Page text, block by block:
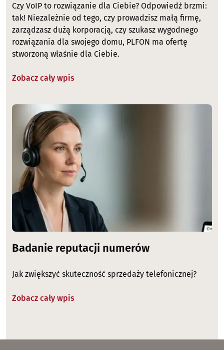
Czy VoIP to rozwiązanie dla Ciebie? Odpowiedź brzmi:
tak! Niezależnie od tego, czy prowadzisz małą firmę,
zarządzasz dużą korporacją, czy szukasz wygodnego
rozwiązania dla swojego domu, PLFON ma ofertę
stworzoną właśnie dla Ciebie.
Zobacz cały wpis
Image
Badanie reputacji numerów
Jak zwiększyć skuteczność sprzedaży telefonicznej?
Zobacz cały wpis